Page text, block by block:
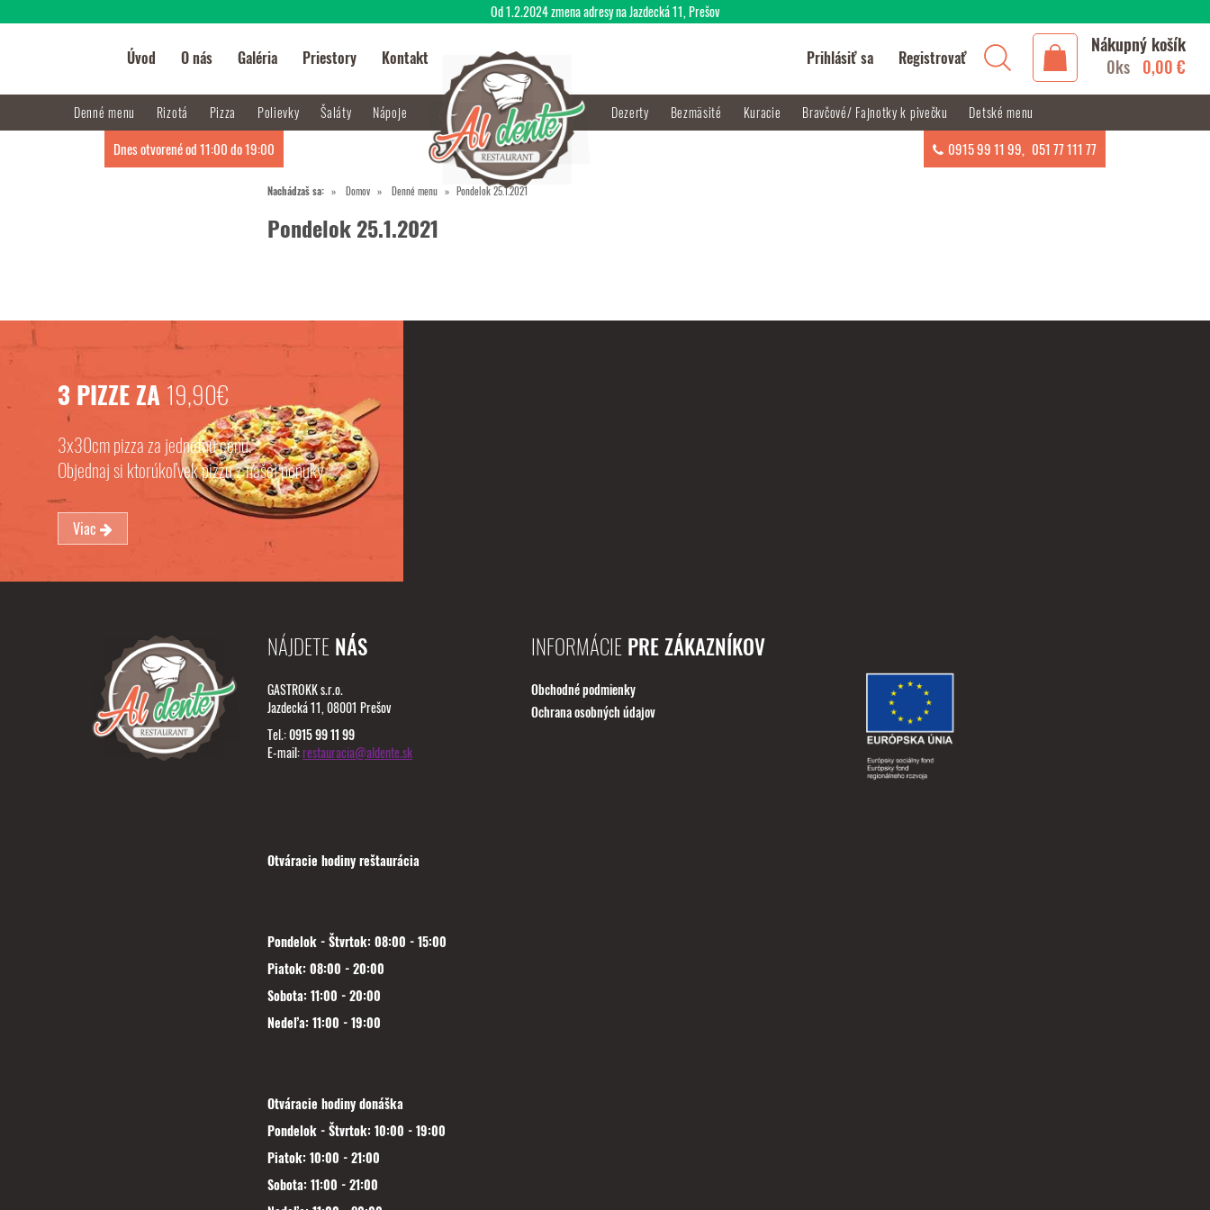
Nachádzaš sa: Domov Denné menu Pondelok 25.1.2021
Pondelok 25.1.2021
3 PIZZE ZA 19,90€
3x30cm pizza za jednotnú cenu.
Objednaj si ktorúkoľvek pizzu z našej ponuky
Viac
NÁJDETE NÁS
GASTROKK s.r.o.
Jazdecká 11, 08001 Prešov
Tel.:0915 99 11 99
E-mail:restauracia@aldente.sk
Otváracie hodiny reštaurácia
Pondelok - Štvrtok: 08:00 - 15:00
Piatok: 08:00 - 20:00
Sobota: 11:00 - 20:00
Nedeľa: 11:00 - 19:00
Otváracie hodiny donáška
Pondelok - Štvrtok: 10:00 - 19:00
Piatok: 10:00 - 21:00
Sobota: 11:00 - 21:00
INFORMÁCIEPRE ZÁKAZNÍKOV
Obchodné podmienky
Ochrana osobných údajov
Úvod O nás Galéria Priestory Kontakt Prihlásiť sa Registrovať
Nákupný košík
0ks 0,00 €
Denné menu Rizotá Pizza Polievky Šaláty Nápoje Dezerty Bezmäsité Kuracie Bravčové/ Fajnotky k pivečku Detské menu
Dnes otvorené od 11:00 do 19:00 0915 99 11 99, 051 77 111 77
Od 1.2.2024 zmena adresy na Jazdecká 11, Prešov